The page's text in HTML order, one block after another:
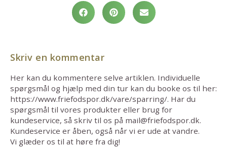
Skriv en kommentar
Her kan du kommentere selve artiklen. Individuelle
spørgsmål og hjælp med din tur kan du booke os til her:
https://www.friefodspor.dk/vare/sparring/. Har du
spørgsmål til vores produkter eller brug for
kundeservice, så skriv til os på mail@friefodspor.dk.
Kundeservice er åben, også når vi er ude at vandre.
Vi glæder os til at høre fra dig!